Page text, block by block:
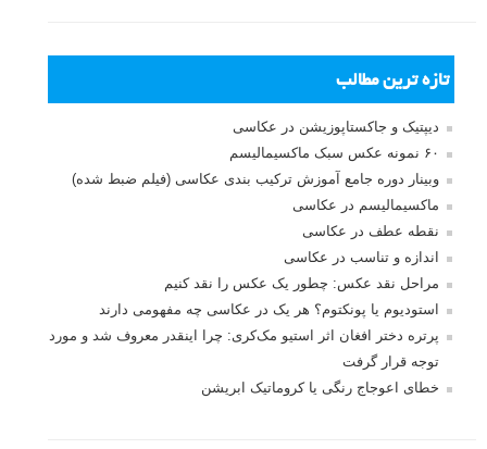
تازه ترین مطالب
دیپتیک و جاکستا‌پوزیشن در عکاسی
۶۰ نمونه عکس سبک ماکسیمالیسم
وبینار دوره جامع آموزش ترکیب بندی عکاسی (فیلم ضبط شده)
ماکسیمالیسم در عکاسی
نقطه عطف در عکاسی
اندازه و تناسب در عکاسی
مراحل نقد عکس: چطور یک عکس را نقد کنیم
استودیوم یا پونکتوم؟ هر یک در عکاسی چه مفهومی دارند
پرتره دختر افغان اثر استیو مک‌کری: چرا اینقدر معروف شد و مورد
توجه قرار گرفت
خطای اعوجاج رنگی یا کروماتیک ابریشن